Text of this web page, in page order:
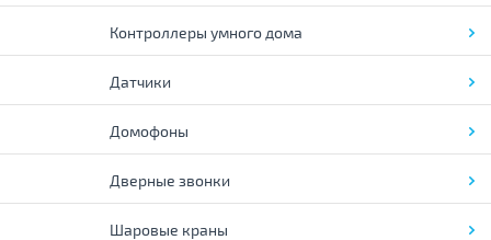
Контроллеры умного дома
Датчики
Домофоны
Дверные звонки
Шаровые краны